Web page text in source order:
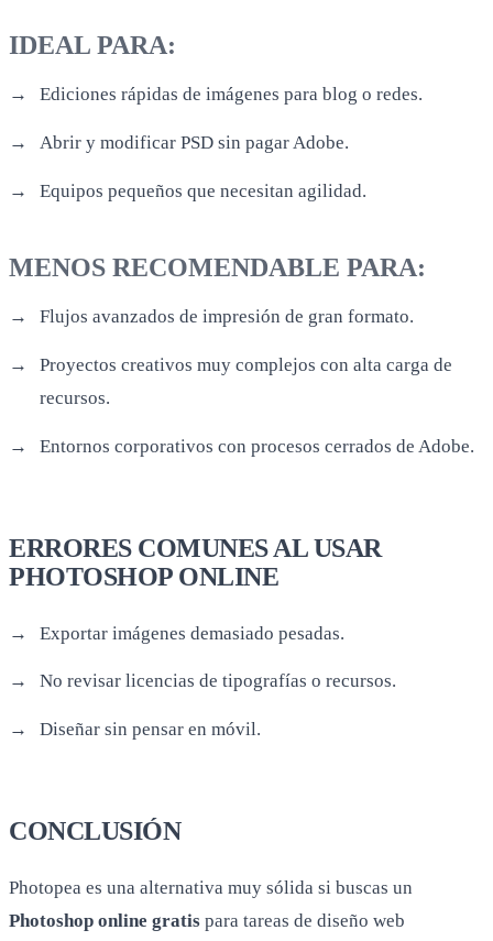
IDEAL PARA:
Ediciones rápidas de imágenes para blog o redes.
Abrir y modificar PSD sin pagar Adobe.
Equipos pequeños que necesitan agilidad.
MENOS RECOMENDABLE PARA:
Flujos avanzados de impresión de gran formato.
Proyectos creativos muy complejos con alta carga de
recursos.
Entornos corporativos con procesos cerrados de Adobe.
ERRORES COMUNES AL USAR
PHOTOSHOP ONLINE
Exportar imágenes demasiado pesadas.
No revisar licencias de tipografías o recursos.
Diseñar sin pensar en móvil.
CONCLUSIÓN
Photopea es una alternativa muy sólida si buscas un
Photoshop online gratis para tareas de diseño web